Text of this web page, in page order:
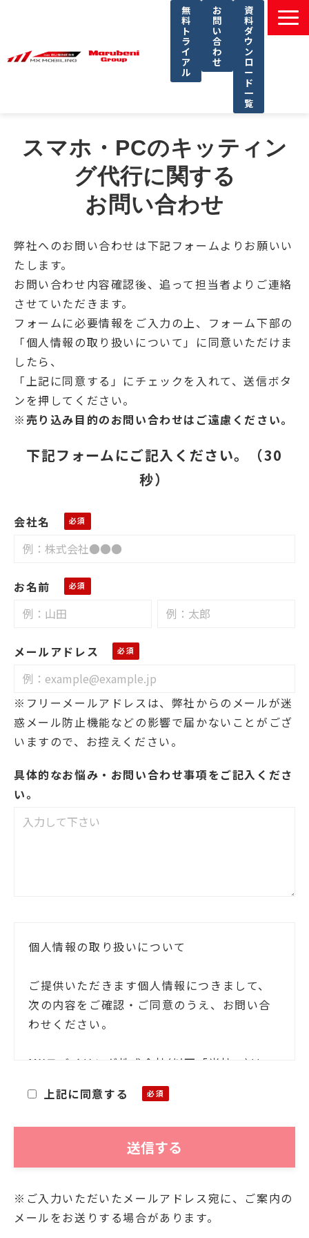
無
料
ト
ラ
イ
ア
ル
お
問
い
合
わ
せ
資
料
ダ
ウ
ン
ロ
ー
ド
一
覧
課題別ソリューション一覧
サービス一覧
導入事例
コラム
スマホ・PCのキッティン
グ代行に関する
お問い合わせ
弊社へのお問い合わせは下記フォームよりお願いい
たします。
お問い合わせ内容確認後、追って担当者よりご連絡
させていただきます。
フォームに必要情報をご入力の上、フォーム下部の
「個人情報の取り扱いについて」に同意いただけま
したら、
「上記に同意する」にチェックを入れて、送信ボタ
ンを押してください。
※売り込み目的のお問い合わせはご遠慮ください。
下記フォームにご記入ください。（30
秒）
会社名
お名前
メールアドレス
※フリーメールアドレスは、弊社からのメールが迷
惑メール防止機能などの影響で届かないことがござ
いますので、お控えください。
具体的なお悩み・お問い合わせ事項をご記入くださ
い。
個人情報の取り扱いについて
ご提供いただきます個人情報につきまして、
次の内容をご確認・ご同意のうえ、お問い合
わせください。
MXモバイリング株式会社(以下「当社」)は、
お客様ご本人の氏名・住所等の個人情報(以下
「個人情報」)をご提供いただくにあたり、そ
ないことを次の通りお知らせいたします。
お客様よりご提供いただきました個人情報
は、当社において、次の目的にのみ利用させ
上記に同意する
※ご入力いただいたメールアドレス宛に、ご案内の
メールをお送りする場合があります。